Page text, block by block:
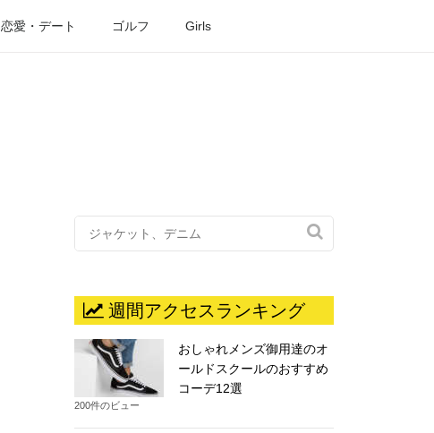
恋愛・デート ゴルフ Girls

週間アクセスランキング
おしゃれメンズ御用達のオ
ールドスクールのおすすめ
コーデ12選
200件のビュー